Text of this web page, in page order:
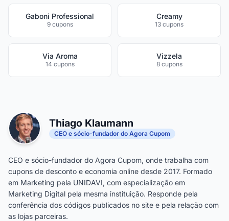
Gaboni Professional
9 cupons
Creamy
13 cupons
Via Aroma
14 cupons
Vizzela
8 cupons
Thiago Klaumann
CEO e sócio-fundador do Agora Cupom
CEO e sócio-fundador do Agora Cupom, onde trabalha com
cupons de desconto e economia online desde 2017. Formado
em Marketing pela UNIDAVI, com especialização em
Marketing Digital pela mesma instituição. Responde pela
conferência dos códigos publicados no site e pela relação com
as lojas parceiras.